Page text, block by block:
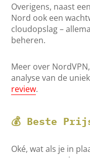
Overigens, naast
Nord ook een
cloudopslag –
beheren.
Meer over
analyse van de
review.
💰 Beste
Oké, wat als je in